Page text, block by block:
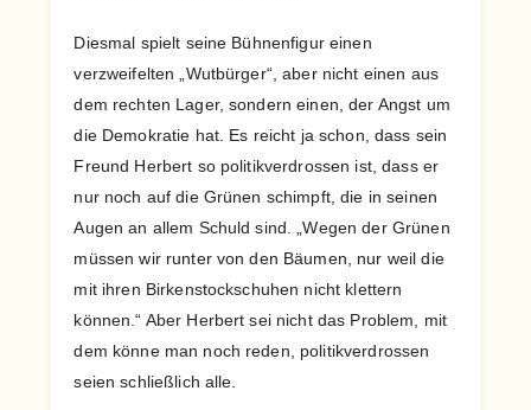
Diesmal spielt seine Bühnenfigur einen
verzweifelten „Wutbürger“, aber nicht einen aus
dem rechten Lager, sondern einen, der Angst um
die Demokratie hat. Es reicht ja schon, dass sein
Freund Herbert so politikverdrossen ist, dass er
nur noch auf die Grünen schimpft, die in seinen
Augen an allem Schuld sind. „Wegen der Grünen
müssen wir runter von den Bäumen, nur weil die
mit ihren Birkenstockschuhen nicht klettern
können.“ Aber Herbert sei nicht das Problem, mit
dem könne man noch reden, politikverdrossen
seien schließlich alle.